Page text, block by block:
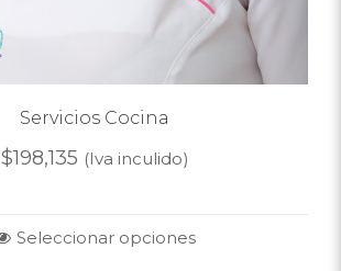
Servicios Cocina
$198,135 (Iva inculido)
Seleccionar opciones